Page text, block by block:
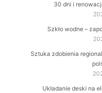
30 dni i
Szkło wodne –
Sztuka zdobienia
Układanie deski na